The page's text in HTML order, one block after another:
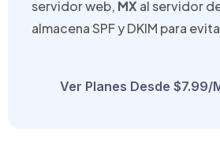
servidor web, MX al servidor
almacena SPF y DKIM para
Ver Planes Desde $7.99/